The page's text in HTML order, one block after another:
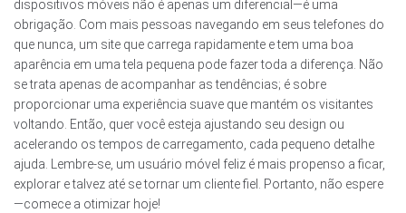
dispositivos móveis não é apenas um diferencial—é uma
obrigação. Com mais pessoas navegando em seus telefones do
que nunca, um site que carrega rapidamente e tem uma boa
aparência em uma tela pequena pode fazer toda a diferença. Não
se trata apenas de acompanhar as tendências; é sobre
proporcionar uma experiência suave que mantém os visitantes
voltando. Então, quer você esteja ajustando seu design ou
acelerando os tempos de carregamento, cada pequeno detalhe
ajuda. Lembre-se, um usuário móvel feliz é mais propenso a ficar,
explorar e talvez até se tornar um cliente fiel. Portanto, não espere
—comece a otimizar hoje!